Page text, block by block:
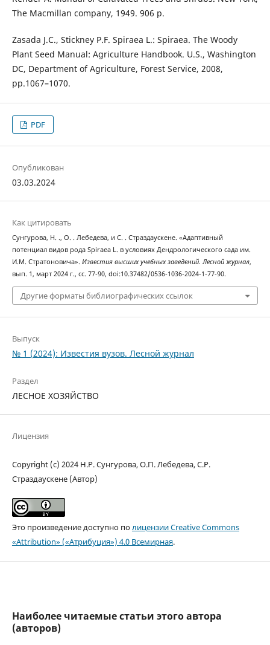
The Macmillan company, 1949. 906 p.
Zasada J.C., Stickney P.F. Spiraea L.: Spiraea. The Woody
Plant Seed Manual: Agriculture Handbook. U.S., Washington
DC, Department of Agriculture, Forest Service, 2008,
pр.1067–1070.
PDF
Опубликован
03.03.2024
Как цитировать
Сунгурова, Н. ., О. . Лебедева, и С. . Страздаускене. «Адаптивный
потенциал видов рода Spiraea L. в условиях Дендрологического сада им.
И.М. Стратоновича». Известия высших учебных заведений. Лесной журнал,
вып. 1, март 2024 г., сс. 77-90, doi:10.37482/0536-1036-2024-1-77-90.
Другие форматы библиографических ссылок
Выпуск
№ 1 (2024): Известия вузов. Лесной журнал
Раздел
ЛЕСНОЕ ХОЗЯЙСТВО
Лицензия
Copyright (c) 2024 Н.Р. Сунгурова, О.П. Лебедева, С.Р.
Страздаускене (Автор)
Это произведение доступно полицензии Creative Commons
«Attribution» («Атрибуция») 4.0 Всемирная.
Наиболее читаемые статьи этого автора
(авторов)